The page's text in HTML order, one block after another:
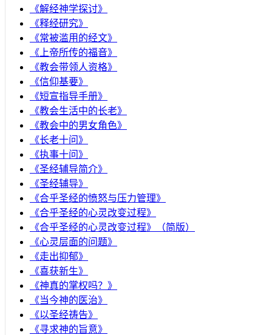
《解经神学探讨》
《释经研究》
《常被滥用的经文》
《上帝所传的福音》
《教会带领人资格》
《信仰基要》
《短宣指导手册》
《教会生活中的长老》
《教会中的男女角色》
《长老十问》
《执事十问》
《圣经辅导简介》
《圣经辅导》
​《合乎圣经的愤怒与压力管理》
《合乎圣经的心灵改变过程》
《合乎圣经的心灵改变过程》（简版）
《心灵层面的问题》
《走出抑郁》
《喜获新生》
《神真的掌权吗？》
《当今神的医治》
《以圣经祷告》
《寻求神的旨意》